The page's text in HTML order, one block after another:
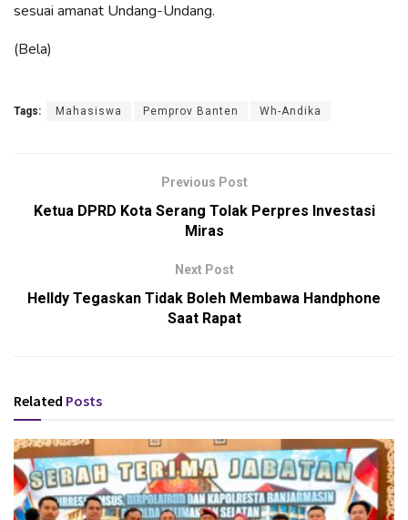
sesuai amanat Undang-Undang.
(Bela)
Tags: Mahasiswa Pemprov Banten Wh-Andika
Previous Post
Ketua DPRD Kota Serang Tolak Perpres Investasi
Miras
Next Post
Helldy Tegaskan Tidak Boleh Membawa Handphone
Saat Rapat
Related Posts